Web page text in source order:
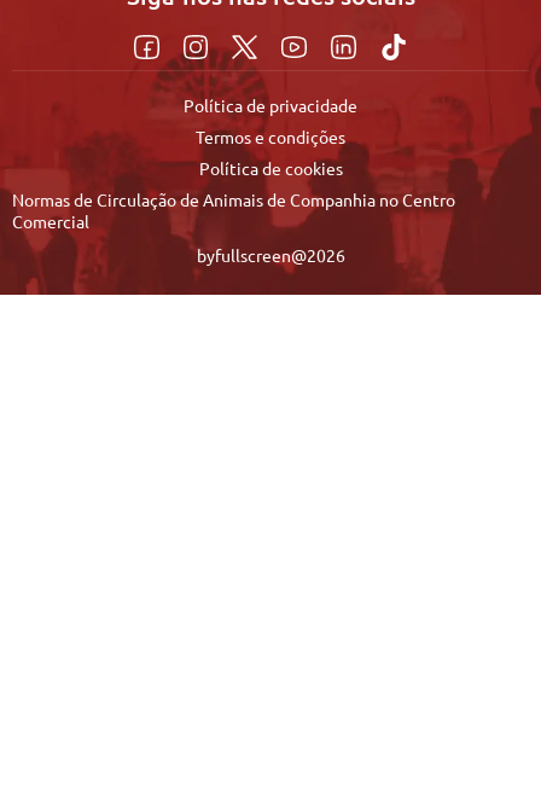
Política de privacidade
Termos e condições
Política de cookies
Normas de Circulação de Animais de Companhia no Centro
Comercial
byfullscreen@2026